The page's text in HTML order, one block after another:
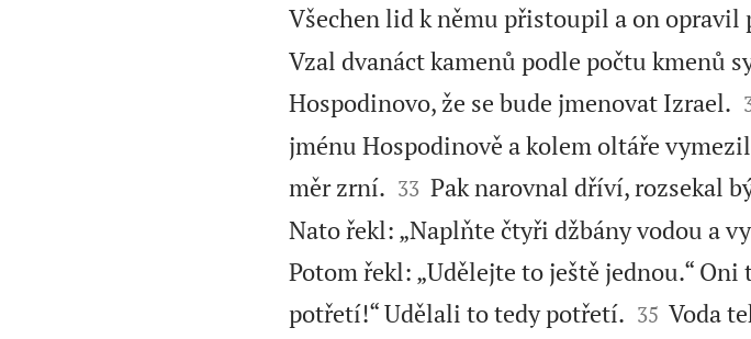
Všechen lid k němu přistoupil a on opravil
Vzal dvanáct kamenů podle počtu kmenů
Hospodinovo, že se bude jmenovat Izrael.
jménu Hospodinově a kolem oltáře
měr zrní.
33 Pak narovnal dříví, rozsekal
Nato řekl: „Naplňte čtyři džbány vodou a
Potom řekl: „Udělejte to ještě jednou.“
potřetí!“ Udělali to tedy potřetí.
35 Voda